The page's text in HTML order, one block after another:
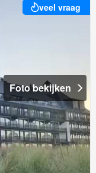
veel vraag
Foto bekijken